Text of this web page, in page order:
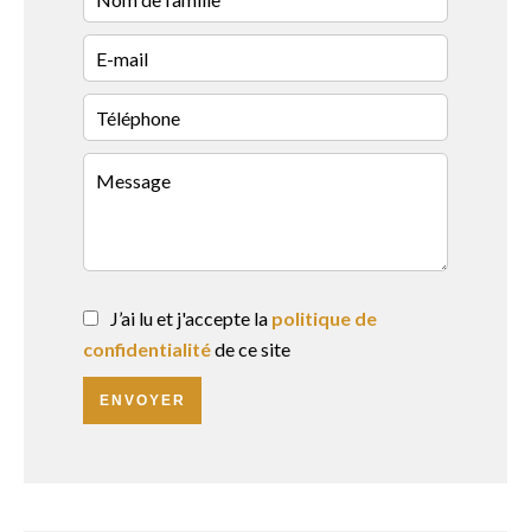
J’ai lu et j'accepte la politique de
confidentialitéde ce site
ENVOYER